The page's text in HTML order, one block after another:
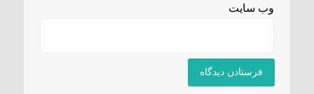
وب‌ سایت